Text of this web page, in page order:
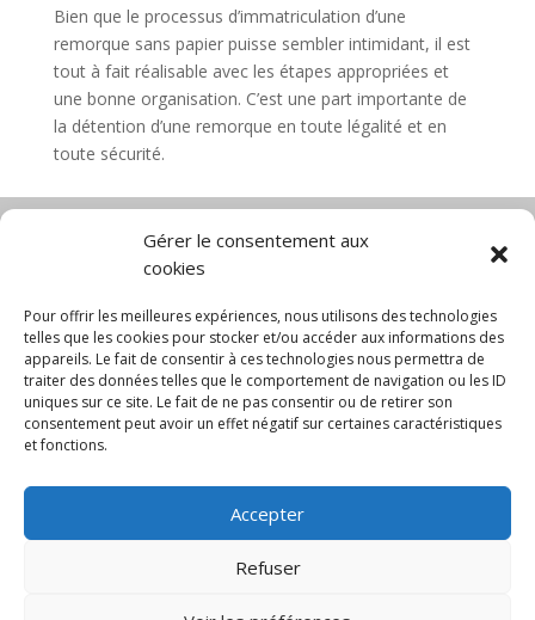
Gérer le consentement aux
cookies
Pour offrir les meilleures expériences, nous utilisons des technologies
telles que les cookies pour stocker et/ou accéder aux informations des
appareils. Le fait de consentir à ces technologies nous permettra de
traiter des données telles que le comportement de navigation ou les ID
uniques sur ce site. Le fait de ne pas consentir ou de retirer son
consentement peut avoir un effet négatif sur certaines caractéristiques
et fonctions.
Accepter
Refuser
Bien que le processus d’immatriculation d’une
remorque sans papier puisse sembler intimidant, il est
tout à fait réalisable avec les étapes appropriées et
une bonne organisation. C’est une part importante de
la détention d’une remorque en toute légalité et en
toute sécurité.
Diable électrique
Chariot manutention
CGV
Mentions légales
Politique de confidentialité et protection des
données
Paiement sécurisé
Gérer mes cookies
© 2025 MNG SORARE. Tous droits réservés. Prix
affichés en euros et hors TVA. Site dédié aux